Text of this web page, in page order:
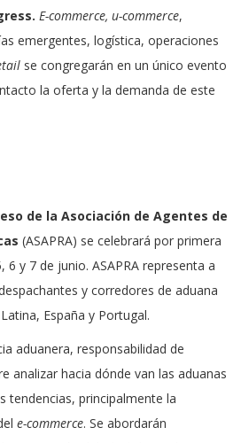
E-commerce, u-commerce,
emergentes, logística, operaciones
se congregarán en un único evento
la oferta y la demanda de este
de la Asociación de Agentes de
(ASAPRA) se celebrará por primera
6 y 7 de junio. ASAPRA representa a
y corredores de aduana
España y Portugal.
aduanera, responsabilidad de
analizar hacia dónde van las aduanas
tendencias, principalmente la
e-commerce. Se abordarán